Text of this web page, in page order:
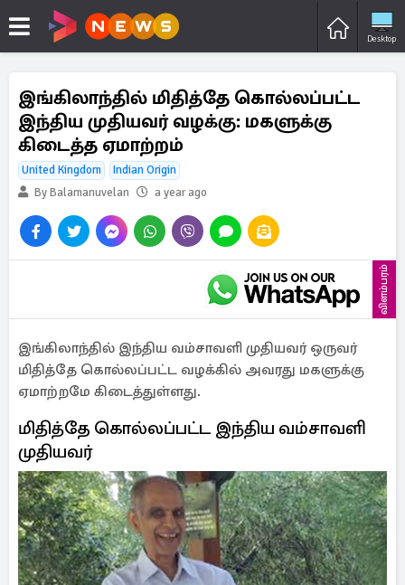
Desktop
இங்கிலாந்தில் மிதித்தே கொல்லப்பட்ட
இந்திய முதியவர் வழக்கு: மகளுக்கு
கிடைத்த ஏமாற்றம்
United Kingdom
Indian Origin
By Balamanuvelan
a year ago
விளம்பரம்
இங்கிலாந்தில் இந்திய வம்சாவளி முதியவர் ஒருவர்
மிதித்தே கொல்லப்பட்ட வழக்கில் அவரது மகளுக்கு
ஏமாற்றமே கிடைத்துள்ளது.
மிதித்தே கொல்லப்பட்ட இந்திய வம்சாவளி
முதியவர்